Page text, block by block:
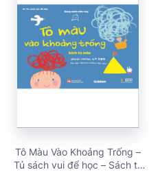
Tô Màu Vào Khoảng Trống –
Tủ sách vui để học – Sách tô